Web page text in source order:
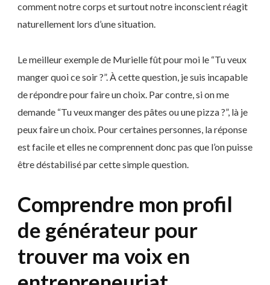
comment notre corps et surtout notre inconscient réagit
naturellement lors d’une situation.
Le meilleur exemple de Murielle fût pour moi le “Tu veux
manger quoi ce soir ?”. À cette question, je suis incapable
de répondre pour faire un choix. Par contre, si on me
demande “Tu veux manger des pâtes ou une pizza ?”, là je
peux faire un choix. Pour certaines personnes, la réponse
est facile et elles ne comprennent donc pas que l’on puisse
être déstabilisé par cette simple question.
Comprendre mon profil
de générateur pour
trouver ma voix en